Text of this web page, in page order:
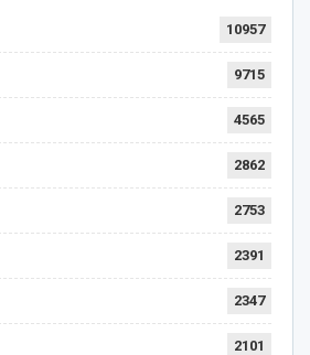
10957
9715
4565
2862
2753
2391
2347
2101